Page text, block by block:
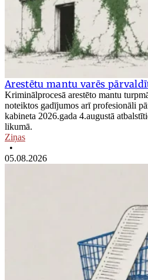
Arestētu mantu varēs
Kriminālprocesā arestēto mantu
noteiktos gadījumos arī profesionāli
kabineta 2026.gada 4.augustā
likumā.
Ziņas
•
05.08.2026